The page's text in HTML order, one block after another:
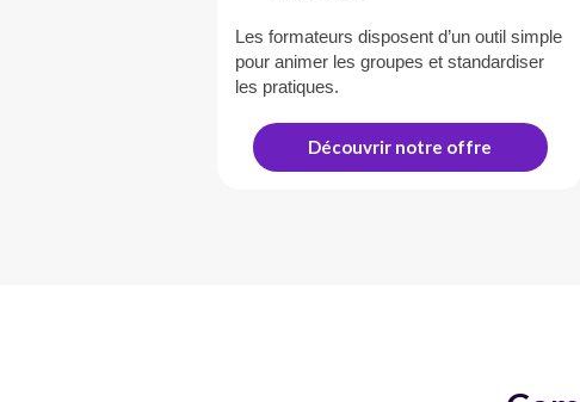
Les formateurs disposent d’un outil simple
pour animer les groupes et standardiser
les pratiques.
Découvrir notre offre